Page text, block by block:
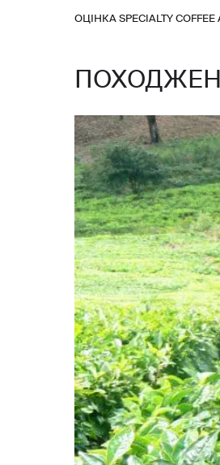
ОЦІНКА SPECIALTY COFFEE